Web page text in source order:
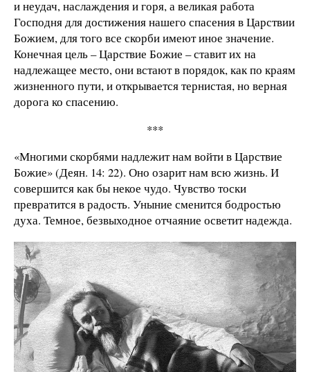
и неудач, наслаждения и горя, а великая работа
Господня для достижения нашего спасения в Царствии
Божием, для того все скорби имеют иное значение.
Конечная цель – Царствие Божие – ставит их на
надлежащее место, они встают в порядок, как по краям
жизненного пути, и открывается тернистая, но верная
дорога ко спасению.
***
«Многими скорбями надлежит нам войти в Царствие
Божие» (Деян. 14: 22). Оно озарит нам всю жизнь. И
совершится как бы некое чудо. Чувство тоски
превратится в радость. Уныние сменится бодростью
духа. Темное, безвыходное отчаяние осветит надежда.